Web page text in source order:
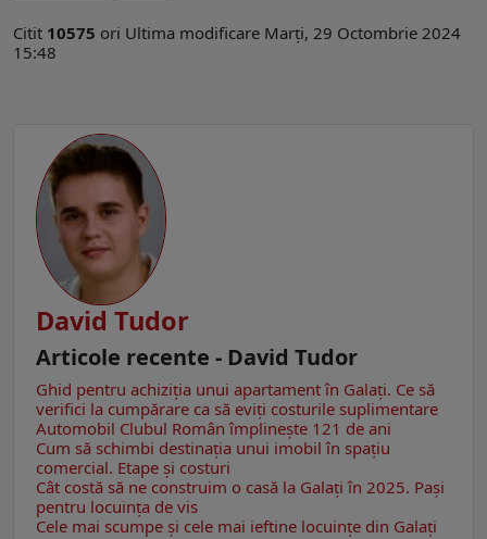
Citit 10575 ori Ultima modificare Marți, 29 Octombrie 2024
15:48
David Tudor
Articole recente - David Tudor
Ghid pentru achiziția unui apartament în Galați. Ce să
verifici la cumpărare ca să eviţi costurile suplimentare
Automobil Clubul Român împlinește 121 de ani
Cum să schimbi destinația unui imobil în spațiu
comercial. Etape şi costuri
Cât costă să ne construim o casă la Galaţi în 2025. Pași
pentru locuinţa de vis
Cele mai scumpe și cele mai ieftine locuințe din Galaţi